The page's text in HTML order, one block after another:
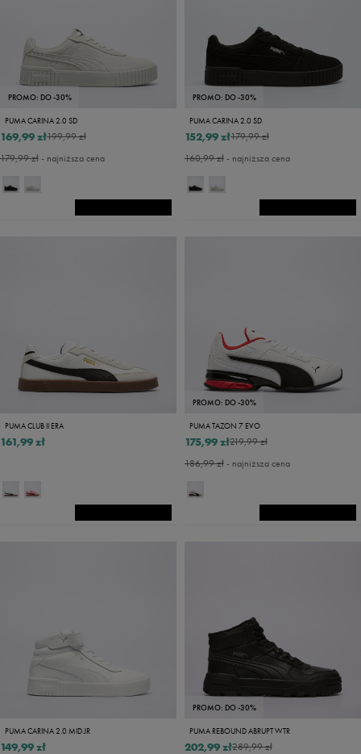
PROMO: DO -30%
PUMA CARINA 2.0 SD
199,99 zł
169,99 zł
179,99 zł- najniższa cena
PROMO: DO -30%
PUMA CARINA 2.0 SD
179,99 zł
152,99 zł
160,99 zł- najniższa cena
PUMA CLUB II ERA
161,99 zł
PROMO: DO -30%
PUMA TAZON 7 EVO
219,99 zł
175,99 zł
186,99 zł- najniższa cena
PUMA CARINA 2.0 MID JR
149,99 zł
PROMO: DO -30%
PUMA REBOUND ABRUPT WTR
289,99 zł
202,99 zł